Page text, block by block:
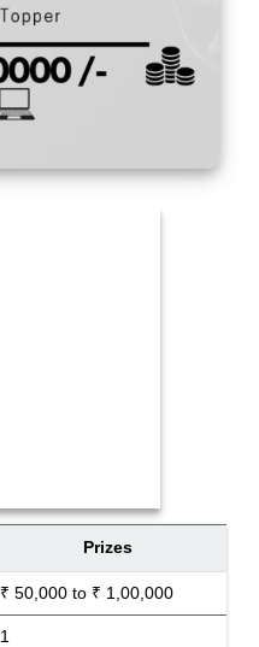
Prizes
₹ 50,000 to ₹ 1,00,000
1